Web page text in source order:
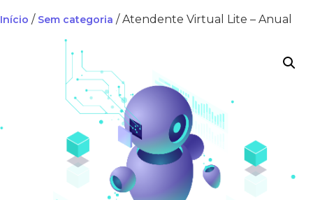
Início / Sem categoria / Atendente Virtual Lite – Anual